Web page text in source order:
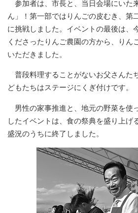
参加者は、市長と、当日会場にいた
ん」！第一部ではりんごの皮むき、第
に挑戦しました。イベントの最後は、
くださったりんご農園の方から、りん
いただきました。
普段料理することがないお父さんた
どもたちはステージにくぎ付けです。
男性の家事推進と、地元の野菜を使
したイベントは、食の祭典を盛り上げ
盛況のうちに終了しました。